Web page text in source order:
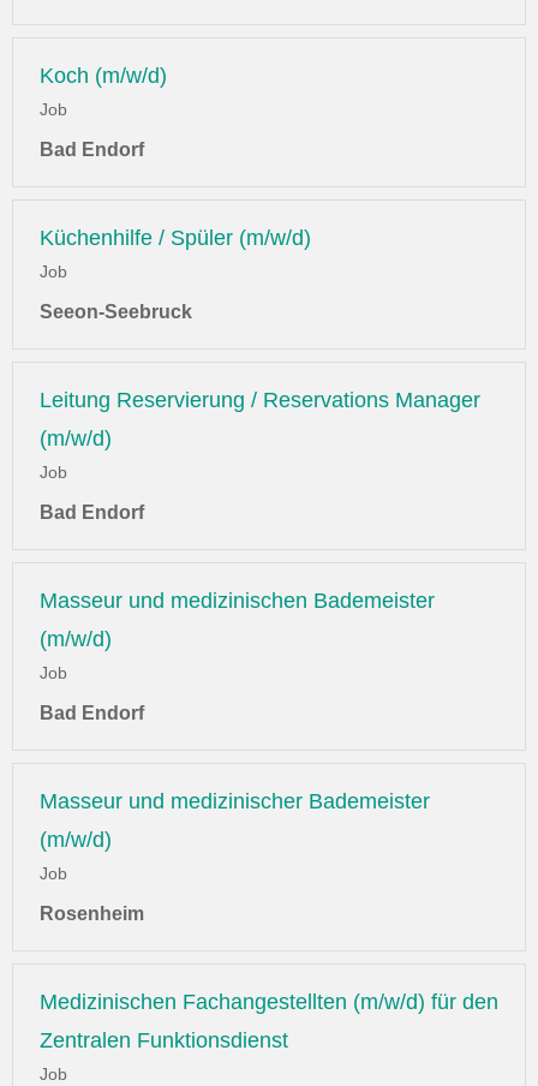
Koch (m/w/d)
Job
Bad Endorf
Küchenhilfe / Spüler (m/w/d)
Job
Seeon-Seebruck
Leitung Reservierung / Reservations Manager
(m/w/d)
Job
Bad Endorf
Masseur und medizinischen Bademeister
(m/w/d)
Job
Bad Endorf
Masseur und medizinischer Bademeister
(m/w/d)
Job
Rosenheim
Medizinischen Fachangestellten (m/w/d) für den
Zentralen Funktionsdienst
Job